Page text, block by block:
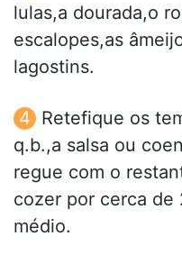
lulas,a dourada,o
escalopes,as
lagostins.
Retefique os
q.b.,a salsa ou
regue com o
cozer por cerca
médio.